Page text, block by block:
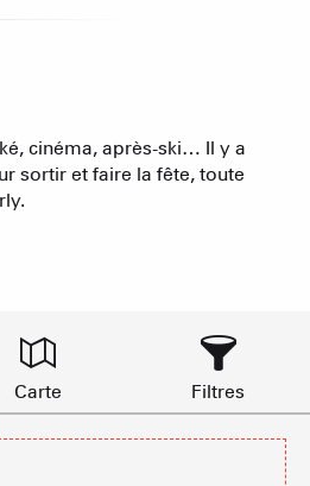
cinéma, après-ski… Il y a
sortir et faire la fête, toute
Carte Filtres